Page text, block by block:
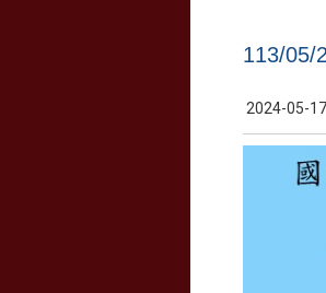
113/05/
2024-05-17